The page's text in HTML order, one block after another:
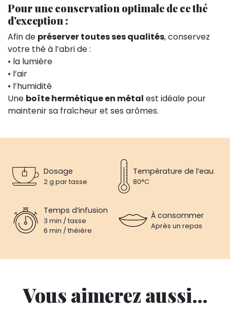
Pour une conservation optimale de ce thé
d'exception :
Afin de préserver toutes ses qualités, conservez
votre thé à l’abri de :
• la lumière
• l’air
• l’humidité
Une boîte hermétique en métal est idéale pour
maintenir sa fraîcheur et ses arômes.
Dosage
2 g par tasse
Température de l’eau
80°C
Temps d’infusion
3 min / tasse
6 min / théière
À consommer
Après un repas
Vous aimerez aussi...